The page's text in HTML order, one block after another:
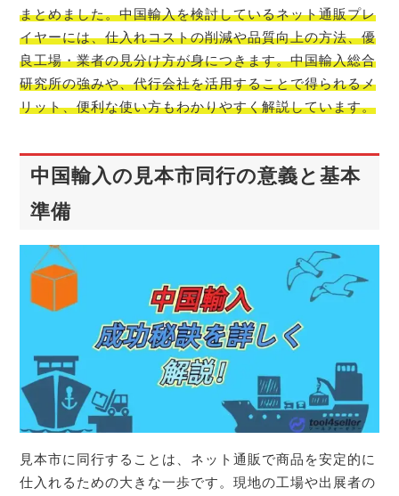
まとめました。中国輸入を検討しているネット通販プレ
イヤーには、仕入れコストの削減や品質向上の方法、優
良工場・業者の見分け方が身につきます。中国輸入総合
研究所の強みや、代行会社を活用することで得られるメ
リット、便利な使い方もわかりやすく解説しています。
中国輸入の見本市同行の意義と基本
準備
見本市に同行することは、ネット通販で商品を安定的に
仕入れるための大きな一歩です。現地の工場や出展者の